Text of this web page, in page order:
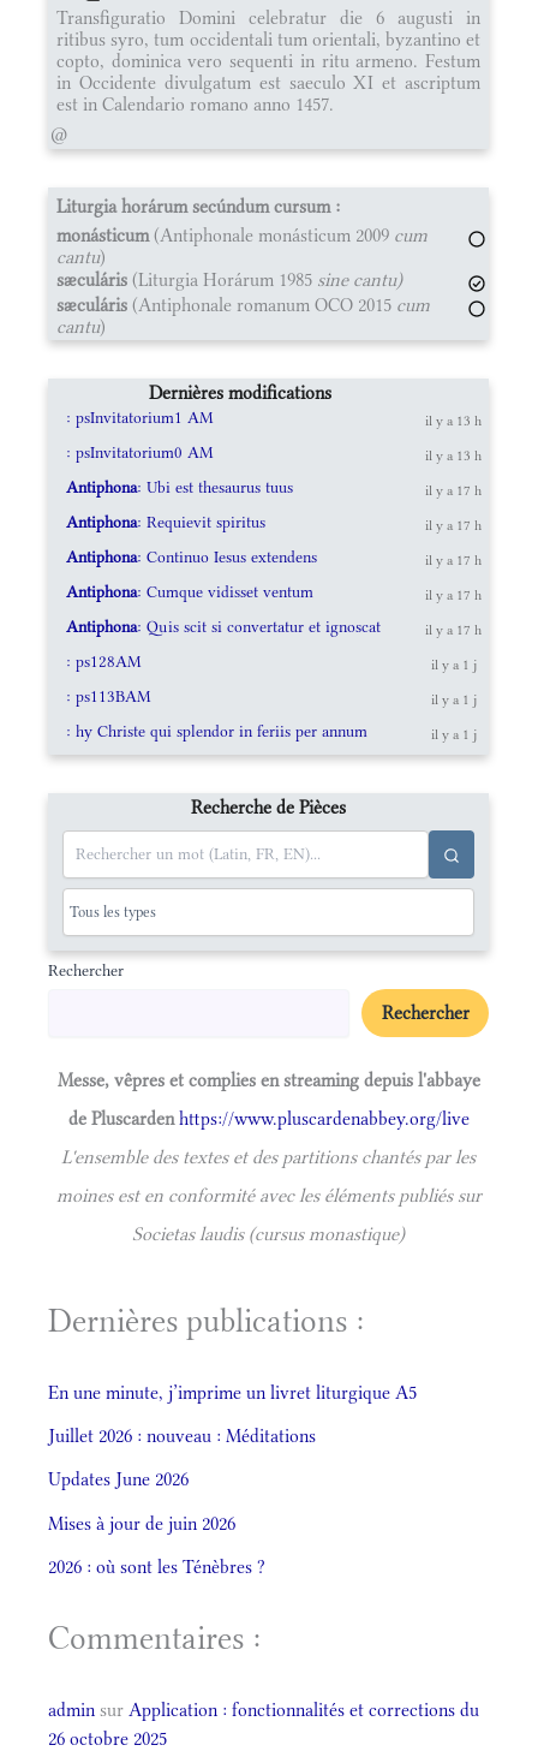
Transfiguratio Domini celebratur die 6 augusti in
ritibus syro, tum occidentali tum orientali, byzantino et
copto, dominica vero sequenti in ritu armeno. Festum
in Occidente divulgatum est saeculo XI et ascriptum
est in Calendario romano anno 1457.
@
Liturgia horárum secúndum cursum :
monásticum(Antiphonale monásticum 2009 cum
cantu)
sæculáris (Liturgia Horárum 1985 sine cantu)
sæculáris (Antiphonale romanum OCO 2015 cum
cantu)
Dernières modifications
: psInvitatorium1 AM il y a 13 h
: psInvitatorium0 AM il y a 13 h
Antiphona: Ubi est thesaurus tuus il y a 17 h
Antiphona: Requievit spiritus il y a 17 h
Antiphona: Continuo Iesus extendens il y a 17 h
Antiphona: Cumque vidisset ventum il y a 17 h
Antiphona: Quis scit si convertatur et ignoscat il y a 17 h
: ps128AM il y a 1 j
: ps113BAM il y a 1 j
: hy Christe qui splendor in feriis per annum il y a 1 j
Recherche de Pièces
Rechercher
Rechercher
Messe, vêpres et complies en streaming depuis l'abbaye
de Pluscardenhttps://www.pluscardenabbey.org/live
L'ensemble des textes et des partitions chantés par les
moines est en conformité avec les éléments publiés sur
Societas laudis (cursus monastique)
Dernières publications :
En une minute, j’imprime un livret liturgique A5
Juillet 2026 : nouveau : Méditations
Updates June 2026
Mises à jour de juin 2026
2026 : où sont les Ténèbres ?
Commentaires :
admin sur Application : fonctionnalités et corrections du
26 octobre 2025